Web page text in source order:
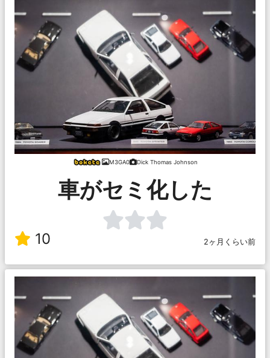
M3GA0 Dick Thomas Johnson
車がセミ化した
10 2ヶ月くらい前